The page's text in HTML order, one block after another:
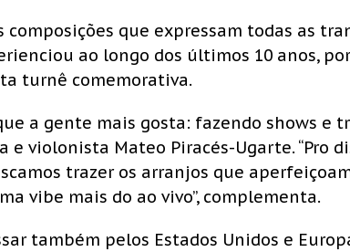
composições que expressam todas as
ao longo dos últimos 10 anos,
turnê comemorativa.
a gente mais gosta: fazendo shows e
e violonista Mateo Piracés-Ugarte. “Pro
trazer os arranjos que
vibe mais do ao vivo”, complementa.
também pelos Estados Unidos e